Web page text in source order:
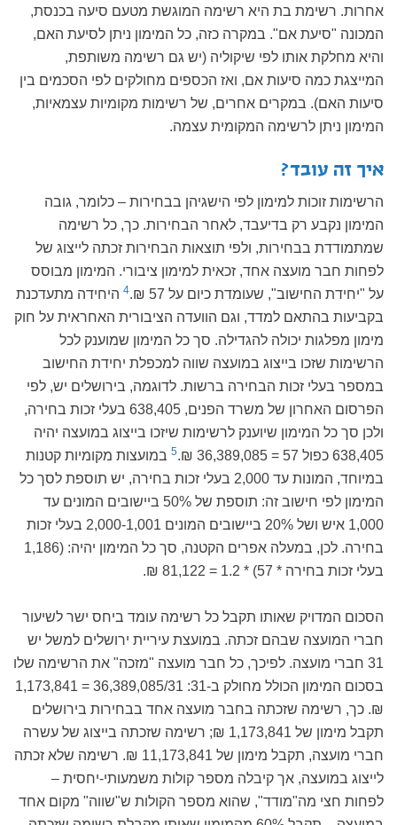
אחרות. רשימת בת היא רשימה המוגשת מטעם סיעה בכנסת,
המכונה "סיעת אם". במקרה כזה, כל המימון ניתן לסיעת האם,
והיא מחלקת אותו לפי שיקוליה (יש גם רשימה משותפת,
המייצגת כמה סיעות אם, ואז הכספים מחולקים לפי הסכמים בין
סיעות האם). במקרים אחרים, של רשימות מקומיות עצמאיות,
המימון ניתן לרשימה המקומית עצמה.
איך זה עובד?
הרשימות זוכות למימון לפי הישגיהן בבחירות – כלומר, גובה
המימון נקבע רק בדיעבד, לאחר הבחירות. כך, כל רשימה
שמתמודדת בבחירות, ולפי תוצאות הבחירות זכתה לייצוג של
לפחות חבר מועצה אחד, זכאית למימון ציבורי. המימון מבוסס
על "יחידת החישוב", שעומדת כיום על 57 ₪.
4 היחידה מתעדכנת
בקביעות בהתאם למדד, וגם הוועדה הציבורית האחראית על חוק
מימון מפלגות יכולה להגדילה. סך כל המימון שמוענק לכל
הרשימות שזכו בייצוג במועצה שווה למכפלת יחידת החישוב
במספר בעלי זכות הבחירה ברשות. לדוגמה, בירושלים יש, לפי
הפרסום האחרון של משרד הפנים, 638,405 בעלי זכות בחירה,
ולכן סך כל המימון שיוענק לרשימות שיזכו בייצוג במועצה יהיה
638,405 כפול 57 = 36,389,085 ₪.
5 במועצות מקומיות קטנות
במיוחד, המונות עד 2,000 בעלי זכות בחירה, יש תוספת לסך כל
המימון לפי חישוב זה: תוספת של 50% ביישובים המונים עד
1,000 איש ושל 20% ביישובים המונים 2,000-1,001 בעלי זכות
בחירה. לכן, במעלה אפרים הקטנה, סך כל המימון יהיה: (1,186
בעלי זכות בחירה * 57) * 1.2 = 81,122 ₪.
הסכום המדויק שאותו תקבל כל רשימה עומד ביחס ישר לשיעור
חברי המועצה שבהם זכתה. במועצת עיריית ירושלים למשל יש
31 חברי מועצה. לפיכך, כל חבר מועצה "מזכה" את הרשימה שלו
בסכום המימון הכולל מחולק ב-31: 36,389,085/31 = 1,173,841
₪. כך, רשימה שזכתה בחבר מועצה אחד בבחירות בירושלים
תקבל מימון של 1,173,841 ₪; רשימה שזכתה בייצוג של עשרה
חברי מועצה, תקבל מימון של 11,173,841 ₪. רשימה שלא זכתה
לייצוג במועצה, אך קיבלה מספר קולות משמעותי-יחסית –
לפחות חצי מה"מודד", שהוא מספר הקולות ש"שווה" מקום אחד